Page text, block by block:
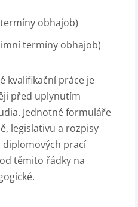
obhajob)
termíny obhajob)
kvalifikační práce je
před uplynutím
Jednotné formuláře
legislativu a rozpisy
diplomových prací
těmito řádky na